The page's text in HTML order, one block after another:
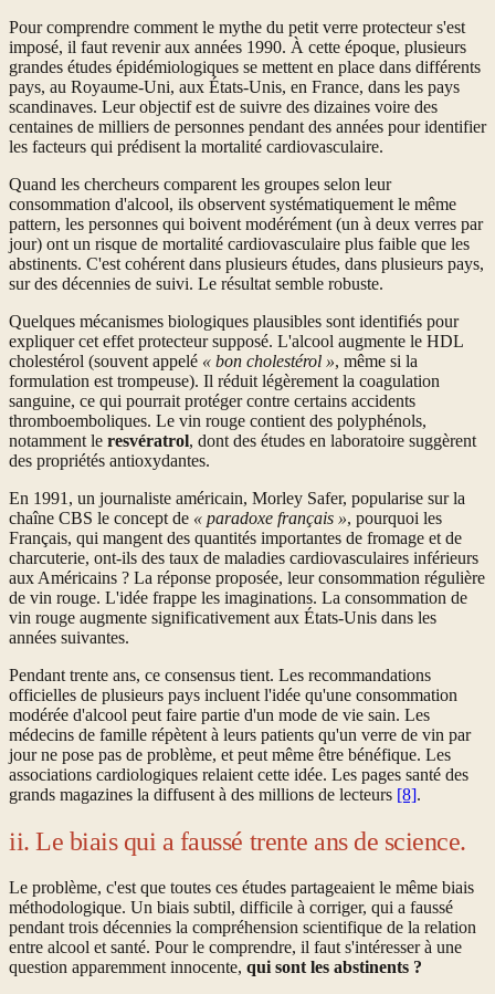
Pour comprendre comment le mythe du petit verre protecteur s'est
imposé, il faut revenir aux années 1990. À cette époque, plusieurs
grandes études épidémiologiques se mettent en place dans différents
pays, au Royaume-Uni, aux États-Unis, en France, dans les pays
scandinaves. Leur objectif est de suivre des dizaines voire des
centaines de milliers de personnes pendant des années pour identifier
les facteurs qui prédisent la mortalité cardiovasculaire.
Quand les chercheurs comparent les groupes selon leur
consommation d'alcool, ils observent systématiquement le même
pattern, les personnes qui boivent modérément (un à deux verres par
jour) ont un risque de mortalité cardiovasculaire plus faible que les
abstinents. C'est cohérent dans plusieurs études, dans plusieurs pays,
sur des décennies de suivi. Le résultat semble robuste.
Quelques mécanismes biologiques plausibles sont identifiés pour
expliquer cet effet protecteur supposé. L'alcool augmente le HDL
cholestérol (souvent appelé « bon cholestérol », même si la
formulation est trompeuse). Il réduit légèrement la coagulation
sanguine, ce qui pourrait protéger contre certains accidents
thromboemboliques. Le vin rouge contient des polyphénols,
notamment le resvératrol, dont des études en laboratoire suggèrent
des propriétés antioxydantes.
En 1991, un journaliste américain, Morley Safer, popularise sur la
chaîne CBS le concept de « paradoxe français », pourquoi les
Français, qui mangent des quantités importantes de fromage et de
charcuterie, ont-ils des taux de maladies cardiovasculaires inférieurs
aux Américains ? La réponse proposée, leur consommation régulière
de vin rouge. L'idée frappe les imaginations. La consommation de
vin rouge augmente significativement aux États-Unis dans les
années suivantes.
Pendant trente ans, ce consensus tient. Les recommandations
officielles de plusieurs pays incluent l'idée qu'une consommation
modérée d'alcool peut faire partie d'un mode de vie sain. Les
médecins de famille répètent à leurs patients qu'un verre de vin par
jour ne pose pas de problème, et peut même être bénéfique. Les
associations cardiologiques relaient cette idée. Les pages santé des
grands magazines la diffusent à des millions de lecteurs [8].
ii. Le biais qui a faussé trente ans de science.
Le problème, c'est que toutes ces études partageaient le même biais
méthodologique. Un biais subtil, difficile à corriger, qui a faussé
pendant trois décennies la compréhension scientifique de la relation
entre alcool et santé. Pour le comprendre, il faut s'intéresser à une
question apparemment innocente, qui sont les abstinents ?